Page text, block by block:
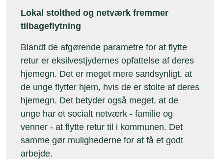
Lokal stolthed og netværk fremmer
tilbageflytning
Blandt de afgørende parametre for at flytte
retur er eksilvestjydernes opfattelse af deres
hjemegn. Det er meget mere sandsynligt, at
de unge flytter hjem, hvis de er stolte af deres
hjemegn. Det betyder også meget, at de
unge har et socialt netværk - familie og
venner - at flytte retur til i kommunen. Det
samme gør mulighederne for at få et godt
arbejde.